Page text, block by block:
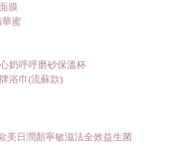
膜
蜜
奶呼呼磨砂保溫杯
浴巾(流蘇款)
美日潤顏寧敏滋法全效益生菌